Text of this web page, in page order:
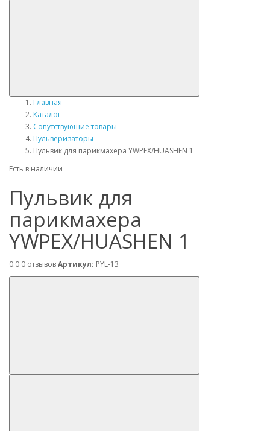
Главная
Каталог
Сопутствующие товары
Пульверизаторы
Пульвик для парикмахера YWPEX/HUASHEN 1
Есть в наличии
Пульвик для
парикмахера
YWPEX/HUASHEN 1
0.0 0 отзывовАртикул: PYL-13